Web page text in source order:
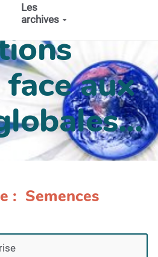
Les
archives
aux
: Semences